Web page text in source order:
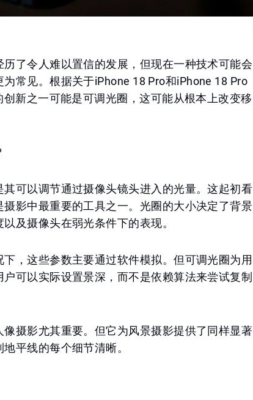
了令人难以置信的发展，但现在一种技术可能会
常见。根据关于iPhone 18 Pro和iPhone 18 Pro
新之一可能是可调光圈，这可能从根本上改变移
可以调节通过摄像头镜头进入的光量。这起初看
影中最重要的工具之一。光圈的大小决定了背景
及摄像头在弱光条件下的表现。
，这些参数主要通过软件模拟。但可调光圈为用
可以实际设置景深，而不是依赖算法来尝试复制
摄影尤其重要。但它为风景摄影提供了同样显著
平线的每个细节清晰。